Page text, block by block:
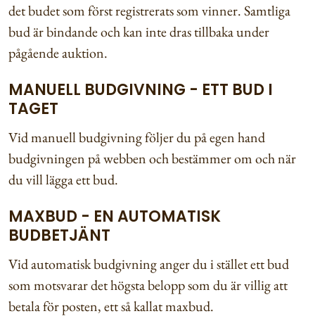
det budet som först registrerats som vinner. Samtliga
bud är bindande och kan inte dras tillbaka under
pågående auktion.
MANUELL BUDGIVNING - ETT BUD I
TAGET
Vid manuell budgivning följer du på egen hand
budgivningen på webben och bestämmer om och när
du vill lägga ett bud.
MAXBUD - EN AUTOMATISK
BUDBETJÄNT
Vid automatisk budgivning anger du i stället ett bud
som motsvarar det högsta belopp som du är villig att
betala för posten, ett så kallat maxbud.